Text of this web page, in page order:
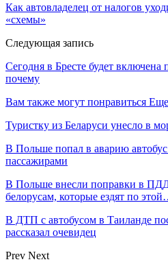
Как автовладелец от налогов
«схемы»
Следующая запись
Сегодня в Бресте будет включена
почему
Вам также могут понравиться Еще
Туристку из Беларуси унесло в
В Польше попал в аварию
пассажирами
В Польше внесли поправки в
белорусам, которые ездят по
В ДТП с автобусом в Таиланде
рассказал очевидец
Prev Next